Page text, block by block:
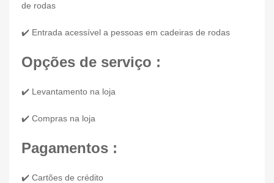
de rodas
✔️ Entrada acessível a pessoas em cadeiras de rodas
Opções de serviço :
✔️ Levantamento na loja
✔️ Compras na loja
Pagamentos :
✔️ Cartões de crédito